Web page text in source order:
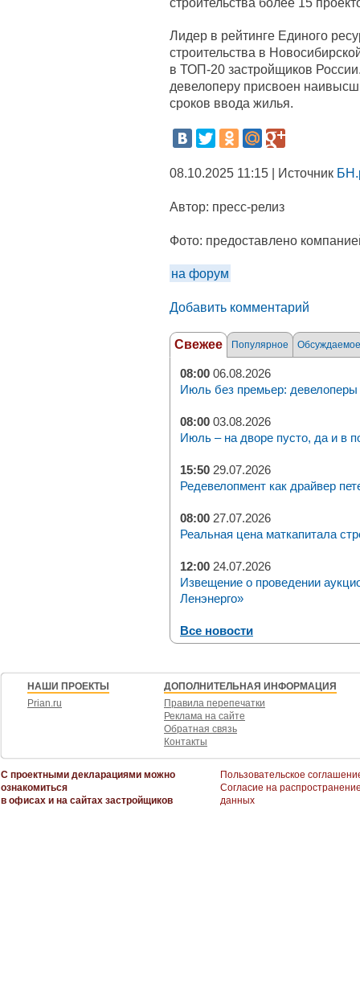
Лидер в рейтинге Единого
строительства в
в ТОП-20 застройщиков
девелоперу присвоен
сроков ввода жилья.
08.10.2025 11:15 | Источник
Автор: пресс-релиз
Фото: предоставлено
на форум
Добавить комментарий
Свежее Популярное Обсуждаемое
08:00 06.08.2026
Июль без премьер: девелоперы
08:00 03.08.2026
Июль – на дворе пусто, да и в
15:50 29.07.2026
Редевелопмент как драйвер
08:00 27.07.2026
Реальная цена маткапитала
12:00 24.07.2026
Извещение о проведении
Ленэнерго»
Все новости
НАШИ ПРОЕКТЫ
Prian.ru
ДОПОЛНИТЕЛЬНАЯ ИНФОРМАЦИЯ
Правила перепечатки
Реклама на сайте
Обратная связь
Контакты
С проектными декларациями можно
ознакомиться
в офисах и на сайтах застройщиков
Пользовательское
Согласие на
данных